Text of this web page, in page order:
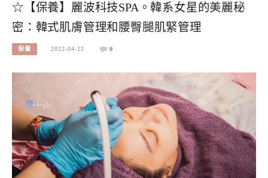
☆【保養】麗波科技SPA。韓系女星的美麗秘
密：韓式肌膚管理和腰臀腿肌緊管理
保養 2022-04-22 0